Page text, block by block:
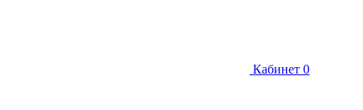
Кабинет 0